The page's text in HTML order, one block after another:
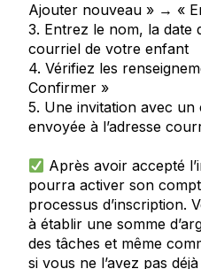
Ajouter nouveau » → «
3. Entrez le nom, la date
courriel de votre enfant
4. Vérifiez les
Confirmer »
5. Une invitation avec un
envoyée à l’adresse
Après avoir accepté
pourra activer son
processus d’inscription.
à établir une somme
des tâches et même
si vous ne l’avez pas